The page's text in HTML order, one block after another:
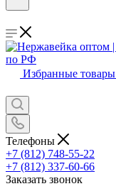
Избранные товары
Телефоны
+7 (812) 748-55-22
+7 (812) 337-60-66
Заказать звонок